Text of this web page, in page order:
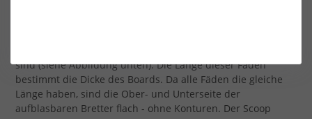
sind (siehe Abbildung unten). Die Länge dieser Fäden
bestimmt die Dicke des Boards. Da alle Fäden die gleiche
Länge haben, sind die Ober- und Unterseite der
aufblasbaren Bretter flach - ohne Konturen. Der Scoop